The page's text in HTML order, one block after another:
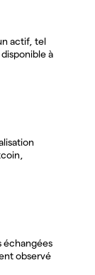
actif, tel
à
échangées
observé